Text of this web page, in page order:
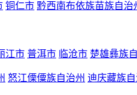
铜仁市 黔西南布依族苗族自治
江市 普洱市 临沧市 楚雄彝族
怒江傈僳族自治州 迪庆藏族自